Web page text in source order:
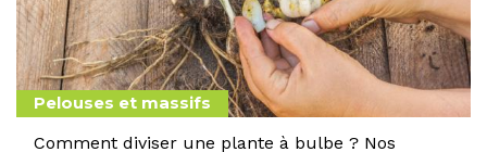
Pelouses et massifs
Comment diviser une plante à bulbe ? Nos